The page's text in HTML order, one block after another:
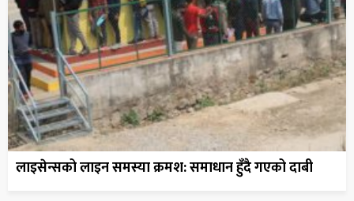
लाइसेन्सको लाइन समस्या क्रमश: समाधान हुँदै गएको दाबी